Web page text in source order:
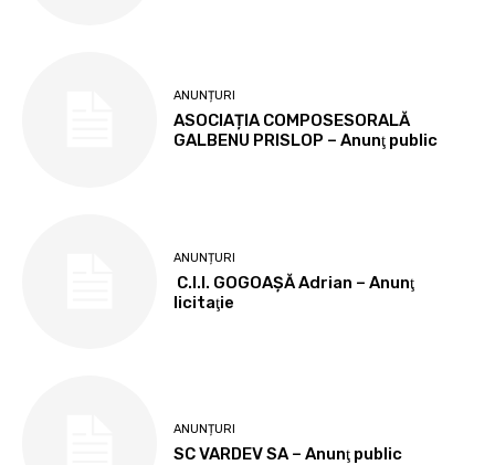
ANUNȚURI
ASOCIAȚIA COMPOSESORALĂ
GALBENU PRISLOP – Anunţ public
ANUNȚURI
C.I.I. GOGOAŞĂ Adrian – Anunţ
licitaţie
ANUNȚURI
SC VARDEV SA – Anunţ public